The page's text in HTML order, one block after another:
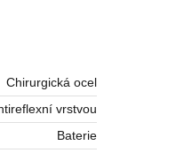
Chirurgická ocel
vrstvou
Baterie